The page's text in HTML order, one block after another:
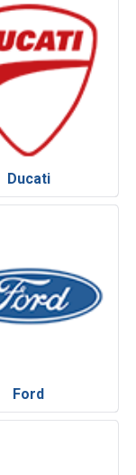
Ducati
Ford